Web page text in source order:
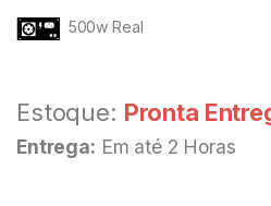
500w Real
Estoque: Pronta
Entrega: Em até 2 Horas